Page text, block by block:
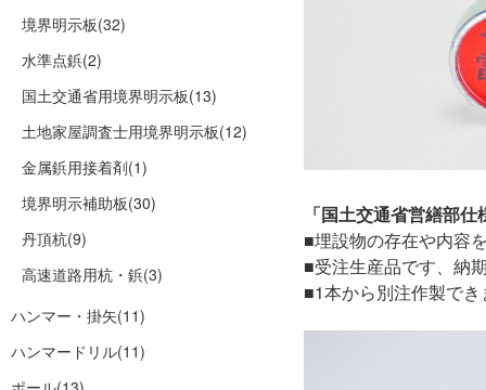
境界明示板(32)
水準点鋲(2)
国土交通省用境界明示板(13)
土地家屋調査士用境界明示板(12)
金属鋲用接着剤(1)
境界明示補助板(30)
丹頂杭(9)
高速道路用杭・鋲(3)
ハンマー・掛矢(11)
ハンマードリル(11)
「国土交通省営繕部
■埋設物の存在や内容
■受注生産品です、納
■1本から別注作製で